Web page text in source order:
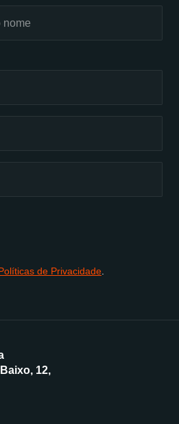
de Privacidade
12,